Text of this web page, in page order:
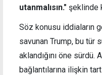
utanmalısın." şeklinde
Söz konusu iddiaların
savunan Trump, bu tür
aklandığını öne
bağlantılarına ilişkin